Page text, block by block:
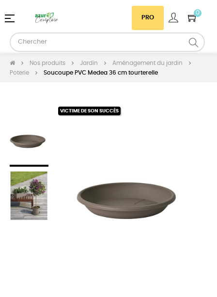
PRO
0
Basculer
navigation
☰
Nos produits Jardin
Aménagement du jardin
Poterie
Soucoupe PVC Medea 36 cm tourterelle
VICTIME DE SON SUCCÈS